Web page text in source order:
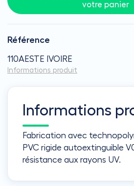
votre panier
Référence
110AESTE IVOIRE
Informations produit
Informations
Fabrication avec
PVC rigide autoextinguible
résistance aux rayons UV.